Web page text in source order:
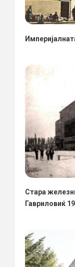
Стара
Гавриловиќ